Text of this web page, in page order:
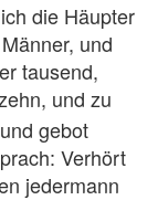
die Häupter
und
tausend,
und zu
und gebot
Verhört
jedermann